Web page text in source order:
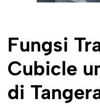
Fungsi
Cubicle
di